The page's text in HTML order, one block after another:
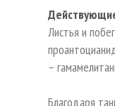
Листья и
–
Благодаря